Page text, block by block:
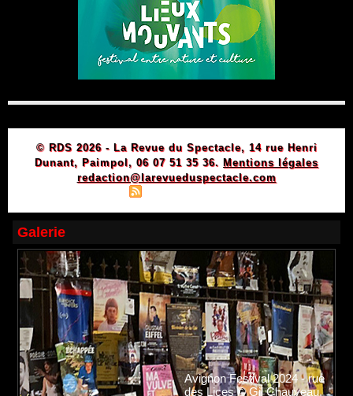
© RDS 2026 - La Revue du Spectacle, 14 rue Henri
Dunant, Paimpol, 06 07 51 35 36. Mentions légales
redaction@larevueduspectacle.com
Galerie
Avignon Festival 2024 - rue
des Lices © Gil Chauveau.